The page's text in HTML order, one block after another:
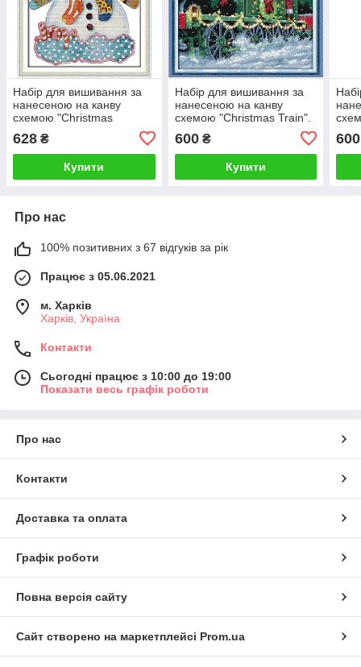
Набір для вишивання за
нанесеною на канву
схемою "Christmas
snowman (3)".AIDA 14CT
printed, 35*40см
628 ₴
Купити
Набір для вишивання за
нанесеною на канву
схемою "Christmas Train".
AIDA 14CT printed, 32*32
см
600₴
Купити
600
Про нас
100% позитивних з 67 відгуків за рік
Працює з 05.06.2021
м. Харків
Харків, Україна
Контакти
Сьогодні працює з 10:00 до 19:00
Показати весь графік роботи
Про нас
Контакти
Доставка та оплата
Графік роботи
Повна версія сайту
Сайт створено на маркетплейсі Prom.ua